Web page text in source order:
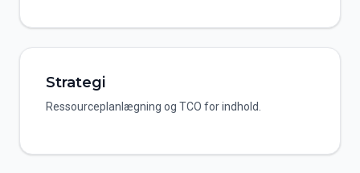
Strategi
Ressourceplanlægning og TCO for indhold.